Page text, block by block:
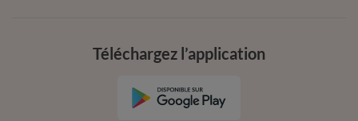
Téléchargez l’application